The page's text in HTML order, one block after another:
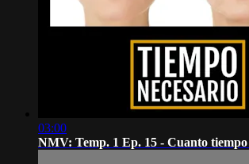
03:00
NMV: Temp. 1 Ep. 15 - Cuanto tiempo